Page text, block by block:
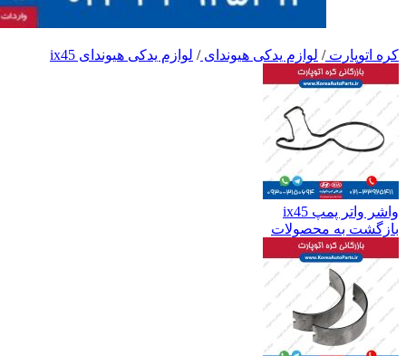
کره اتوپارت/ لوازم یدکی هیوندای/ لوازم یدکی هیوندای ix45
واشر واتر پمپ ix45
بازگشت به محصولات